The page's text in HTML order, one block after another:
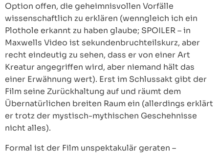
Option offen, die geheimnisvollen Vorfälle
wissenschaftlich zu erklären (wenngleich ich ein
Plothole erkannt zu haben glaube; SPOILER – in
Maxwells Video ist sekundenbruchteilskurz, aber
recht eindeutig zu sehen, dass er von einer Art
Kreatur angegriffen wird, aber niemand hält das
einer Erwähnung wert). Erst im Schlussakt gibt der
Film seine Zurückhaltung auf und räumt dem
Übernatürlichen breiten Raum ein (allerdings erklärt
er trotz der mystisch-mythischen Geschehnisse
nicht alles).
Formal ist der Film unspektakulär geraten –